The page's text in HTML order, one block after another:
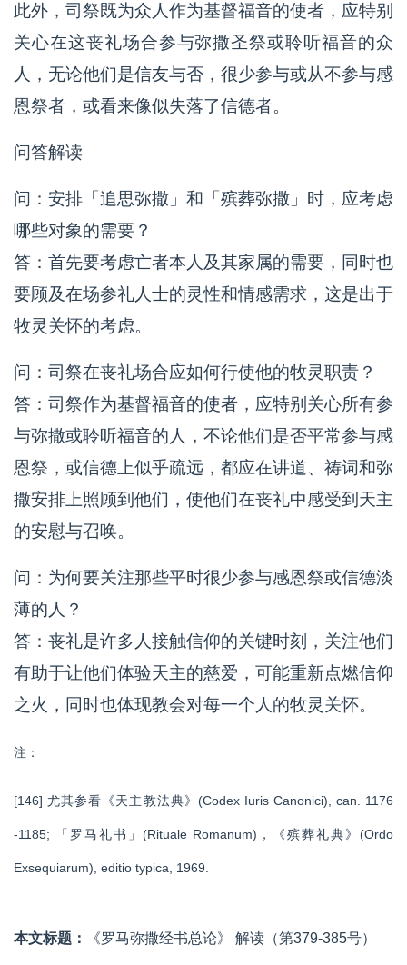
此外，司祭既为众人作为基督福音的使者，应特别
关心在这丧礼场合参与弥撒圣祭或聆听福音的众
人，无论他们是信友与否，很少参与或从不参与感
恩祭者，或看来像似失落了信德者。
问答解读
问：安排「追思弥撒」和「殡葬弥撒」时，应考虑
哪些对象的需要？
答：首先要考虑亡者本人及其家属的需要，同时也
要顾及在场参礼人士的灵性和情感需求，这是出于
牧灵关怀的考虑。
问：司祭在丧礼场合应如何行使他的牧灵职责？
答：司祭作为基督福音的使者，应特别关心所有参
与弥撒或聆听福音的人，不论他们是否平常参与感
恩祭，或信德上似乎疏远，都应在讲道、祷词和弥
撒安排上照顾到他们，使他们在丧礼中感受到天主
的安慰与召唤。
问：为何要关注那些平时很少参与感恩祭或信德淡
薄的人？
答：丧礼是许多人接触信仰的关键时刻，关注他们
有助于让他们体验天主的慈爱，可能重新点燃信仰
之火，同时也体现教会对每一个人的牧灵关怀。
注：
[146] 尤其参看《天主教法典》(Codex Iuris Canonici), can. 1176
-1185; 「罗马礼书」(Rituale Romanum)，《殡葬礼典》(Ordo
Exsequiarum), editio typica, 1969.
本文标题： 《罗马弥撒经书总论》 解读（第379-385号）